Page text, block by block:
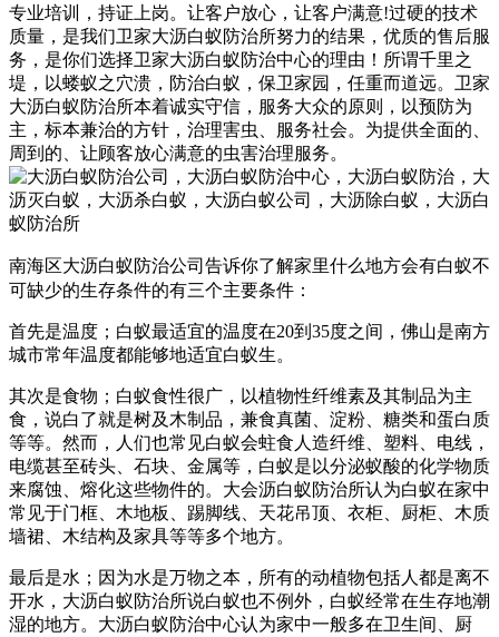
专业培训，持证上岗。让客户放心，让客户满意!过硬的技术
质量，是我们卫家大沥白蚁防治所努力的结果，优质的售后服
务，是你们选择卫家大沥白蚁防治中心的理由！ 所谓千里之
堤，以蝼蚁之穴溃，防治白蚁，保卫家园，任重而道远。卫家
大沥白蚁防治所本着诚实守信，服务大众的原则，以预防为
主，标本兼治的方针，治理害虫、服务社会。为提供全面的、
周到的、让顾客放心满意的虫害治理服务。
南海区大沥白蚁防治公司告诉你了解家里什么地方会有白蚁不
可缺少的生存条件的有三个主要条件：
首先是温度；白蚁最适宜的温度在20到35度之间，佛山是南方
城市常年温度都能够地适宜白蚁生。
其次是食物；白蚁食性很广，以植物性纤维素及其制品为主
食，说白了就是树及木制品，兼食真菌、淀粉、糖类和蛋白质
等等。然而，人们也常见白蚁会蛀食人造纤维、塑料、电线，
电缆甚至砖头、石块、金属等，白蚁是以分泌蚁酸的化学物质
来腐蚀、熔化这些物件的。大会沥白蚁防治所认为白蚁在家中
常见于门框、木地板、踢脚线、天花吊顶、衣柜、厨柜、木质
墙裙、木结构及家具等等多个地方。
最后是水；因为水是万物之本，所有的动植物包括人都是离不
开水，大沥白蚁防治所说白蚁也不例外，白蚁经常在生存地潮
湿的地方。大沥白蚁防治中心认为家中一般多在卫生间、厨